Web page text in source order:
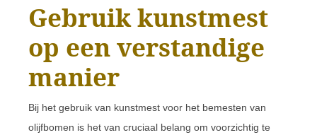
Gebruik kunstmest
op een verstandige
manier
Bij het gebruik van kunstmest voor het bemesten van
olijfbomen is het van cruciaal belang om voorzichtig te